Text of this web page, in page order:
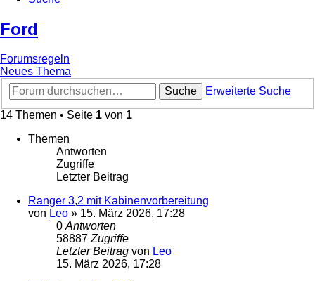
Ford
Forumsregeln
Neues Thema
Suche
Erweiterte Suche
14 Themen • Seite 1 von 1
Themen
Antworten
Zugriffe
Letzter Beitrag
Ranger 3,2 mit Kabinenvorbereitung
von Leo » 15. März 2026, 17:28
0 Antworten
58887 Zugriffe
Letzter Beitrag von Leo
15. März 2026, 17:28